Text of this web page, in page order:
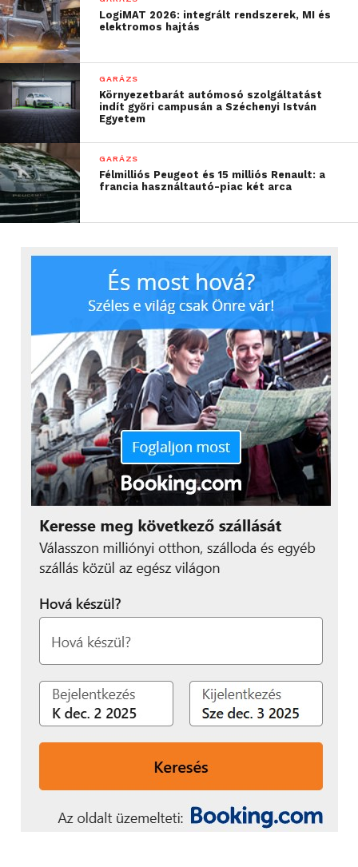
LogiMAT 2026: integrált rendszerek, MI és
elektromos hajtás
GARÁZS
Környezetbarát autómosó szolgáltatást
indít győri campusán a Széchenyi István
Egyetem
GARÁZS
Félmilliós Peugeot és 15 milliós Renault: a
francia használtautó-piac két arca